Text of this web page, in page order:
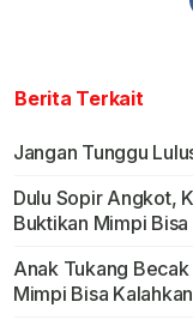
Berita Terkait
Jangan Tunggu
Dulu Sopir Angkot,
Buktikan Mimpi
Anak Tukang
Mimpi Bisa